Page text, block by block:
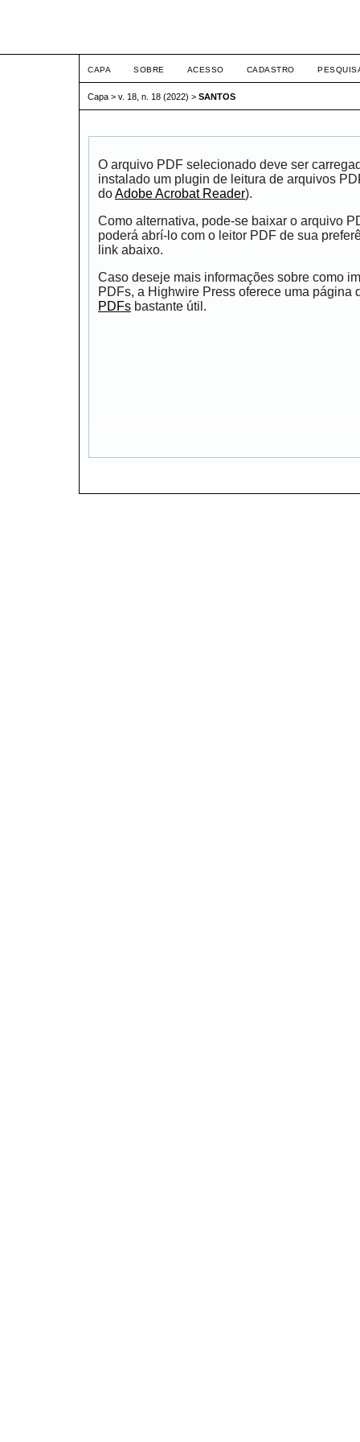
CAPA SOBRE ACESSO CADASTRO
Capa > v. 18, n. 18 (2022) > SANTOS
O arquivo PDF selecionado deve ser
instalado um plugin de leitura de arquivos
doAdobe Acrobat Reader).
Como alternativa, pode-se baixar o arquivo
poderá abrí-lo com o leitor PDF de sua
link abaixo.
Caso deseje mais informações sobre como
PDFs, a Highwire Press oferece uma página
PDFs bastante útil.